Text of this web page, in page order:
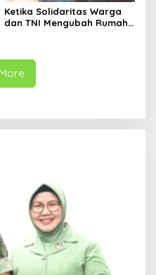
Ketika Solidaritas Warga
dan TNI Mengubah Rumah